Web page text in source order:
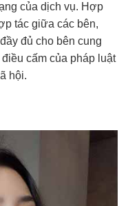
của dịch vụ. Hợp
tác giữa các bên,
đủ cho bên cung
cấm của pháp luật
hội.